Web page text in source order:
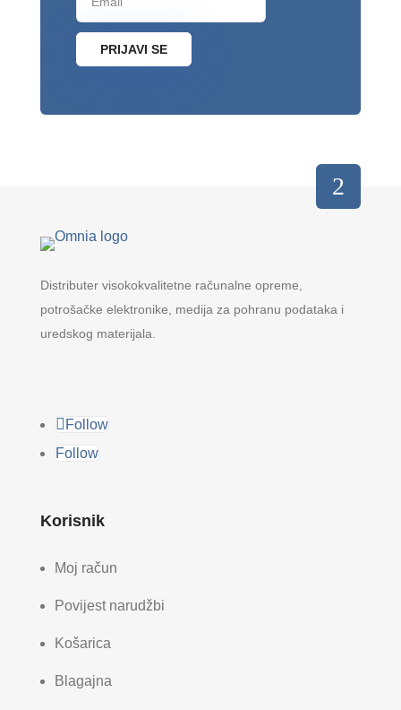
PRIJAVI SE
Distributer visokokvalitetne računalne opreme,
potrošačke elektronike, medija za pohranu podataka i
uredskog materijala.
Follow
Follow
Korisnik
Moj račun
Povijest narudžbi
Košarica
Blagajna